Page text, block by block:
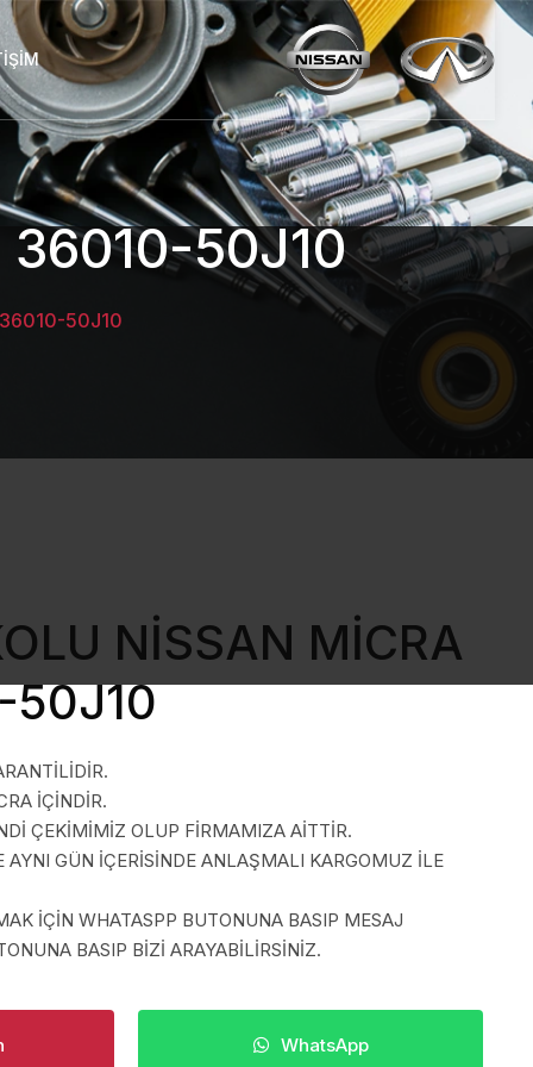
36010-50J10
36010-50J10
NİSSAN MİCRA
50J10
İÇİNDİR.
ÇEKİMİMİZ OLUP FİRMAMIZA AİTTİR.
GÜN İÇERİSİNDE ANLAŞMALI KARGOMUZ İLE
İÇİN WHATASPP BUTONUNA BASIP MESAJ
BASIP BİZİ ARAYABİLİRSİNİZ.
WhatsApp